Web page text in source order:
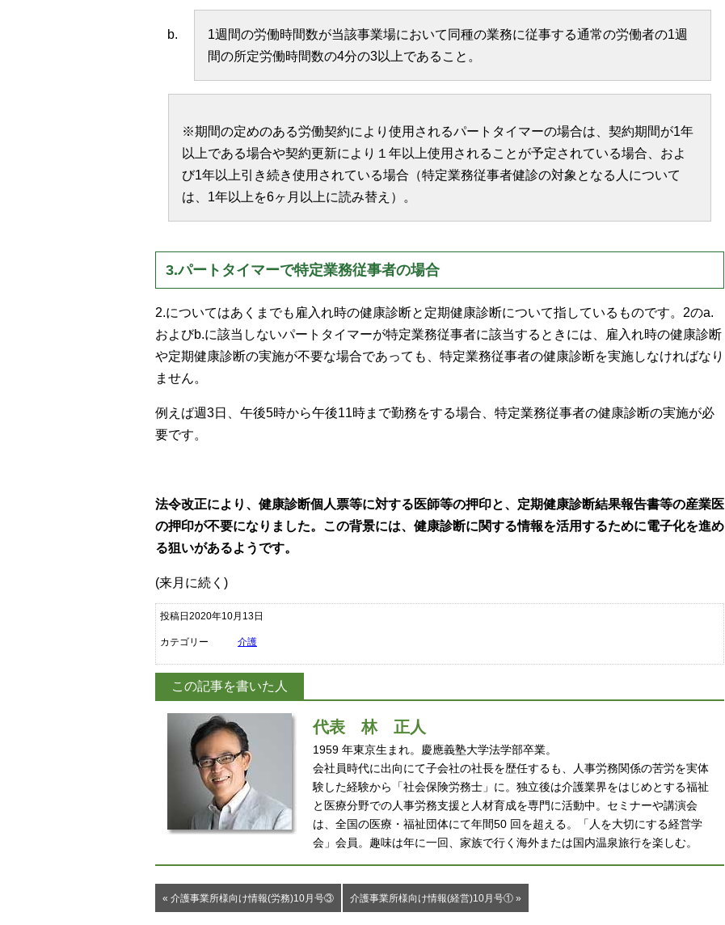
1週間の労働時間数が当該事業場において同種の業務に従事する通常の労働者の1週
間の所定労働時間数の4分の3以上であること。
※期間の定めのある労働契約により使用されるパートタイマーの場合は、契約期間が1年
以上である場合や契約更新により１年以上使用されることが予定されている場合、およ
び1年以上引き続き使用されている場合（特定業務従事者健診の対象となる人について
は、1年以上を6ヶ月以上に読み替え）。
3.パートタイマーで特定業務従事者の場合
2.についてはあくまでも雇入れ時の健康診断と定期健康診断について指しているものです。2のa.
およびb.に該当しないパートタイマーが特定業務従事者に該当するときには、雇入れ時の健康診断
や定期健康診断の実施が不要な場合であっても、特定業務従事者の健康診断を実施しなければなり
ません。
例えば週3日、午後5時から午後11時まで勤務をする場合、特定業務従事者の健康診断の実施が必
要です。
法令改正により、健康診断個人票等に対する医師等の押印と、定期健康診断結果報告書等の産業医
の押印が不要になりました。この背景には、健康診断に関する情報を活用するために電子化を進め
る狙いがあるようです。
(来月に続く)
投稿日2020年10月13日
カテゴリー 介護
この記事を書いた人
代表 林 正人
1959 年東京生まれ。慶應義塾大学法学部卒業。
会社員時代に出向にて子会社の社長を歴任するも、人事労務関係の苦労を実体
験した経験から「社会保険労務士」に。独立後は介護業界をはじめとする福祉
と医療分野での人事労務支援と人材育成を専門に活動中。セミナーや講演会
は、全国の医療・福祉団体にて年間50 回を超える。「人を大切にする経営学
会」会員。趣味は年に一回、家族で行く海外または国内温泉旅行を楽しむ。
« 介護事業所様向け情報(労務)10月号③ 介護事業所様向け情報(経営)10月号① »